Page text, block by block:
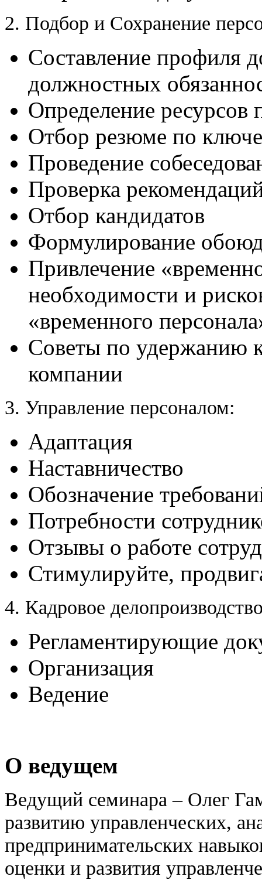
2. Подбор и Сохранение
Составление профиля
должностных
Определение ресурсов
Отбор резюме по
Проведение
Проверка
Отбор кандидатов
Формулирование
Привлечение
необходимости и
«временного
Советы по удержанию
компании
3. Управление персоналом:
Адаптация
Наставничество
Обозначение
Потребности
Отзывы о работе
Стимулируйте,
4. Кадровое
Регламентирующие
Организация
Ведение
О ведущем
Ведущий семинара – Олег
развитию управленческих,
предпринимательских
оценки и развития